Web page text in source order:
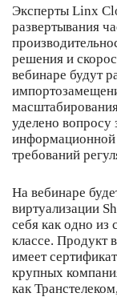
Эксперты Linx
развертывания
решения и
вебинаре будут
уделено вопросу
информационной
требований
На вебинаре
виртуализации
себя как одно
классе. Продукт
имеет
крупных
как